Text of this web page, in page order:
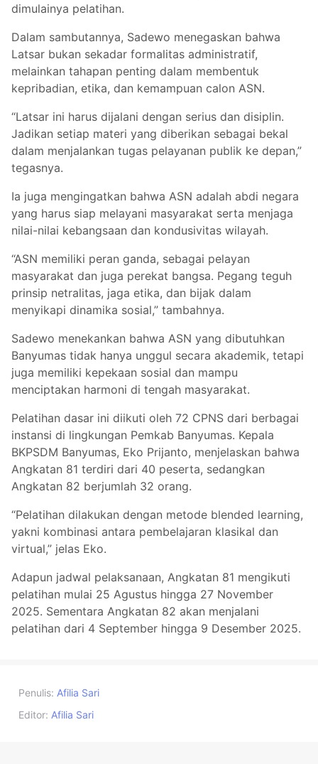
dimulainya pelatihan.
Dalam sambutannya, Sadewo menegaskan bahwa
Latsar bukan sekadar formalitas administratif,
melainkan tahapan penting dalam membentuk
kepribadian, etika, dan kemampuan calon ASN.
“Latsar ini harus dijalani dengan serius dan disiplin.
Jadikan setiap materi yang diberikan sebagai bekal
dalam menjalankan tugas pelayanan publik ke depan,”
tegasnya.
Ia juga mengingatkan bahwa ASN adalah abdi negara
yang harus siap melayani masyarakat serta menjaga
nilai-nilai kebangsaan dan kondusivitas wilayah.
“ASN memiliki peran ganda, sebagai pelayan
masyarakat dan juga perekat bangsa. Pegang teguh
prinsip netralitas, jaga etika, dan bijak dalam
menyikapi dinamika sosial,” tambahnya.
Sadewo menekankan bahwa ASN yang dibutuhkan
Banyumas tidak hanya unggul secara akademik, tetapi
juga memiliki kepekaan sosial dan mampu
menciptakan harmoni di tengah masyarakat.
Pelatihan dasar ini diikuti oleh 72 CPNS dari berbagai
instansi di lingkungan Pemkab Banyumas. Kepala
BKPSDM Banyumas, Eko Prijanto, menjelaskan bahwa
Angkatan 81 terdiri dari 40 peserta, sedangkan
Angkatan 82 berjumlah 32 orang.
“Pelatihan dilakukan dengan metode blended learning,
yakni kombinasi antara pembelajaran klasikal dan
virtual,” jelas Eko.
Adapun jadwal pelaksanaan, Angkatan 81 mengikuti
pelatihan mulai 25 Agustus hingga 27 November
2025. Sementara Angkatan 82 akan menjalani
pelatihan dari 4 September hingga 9 Desember 2025.
Penulis: Afilia Sari
Editor: Afilia Sari